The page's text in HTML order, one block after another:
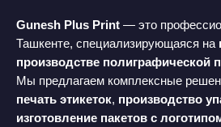
Gunesh Plus Print — это
Ташкенте, специализирующаяся на
производстве полиграфической
Мы предлагаем комплексные
печать этикеток, производство
изготовление пакетов с